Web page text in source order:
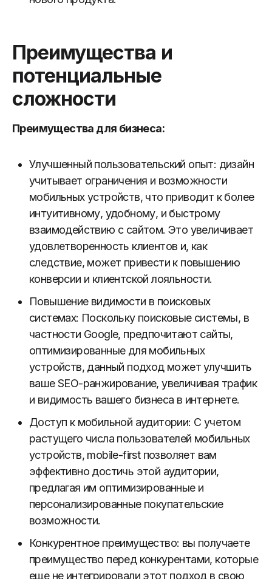
Преимущества и
потенциальные
сложности
Преимущества для бизнеса:
Улучшенный пользовательский опыт: дизайн
учитывает ограничения и возможности
мобильных устройств, что приводит к более
интуитивному, удобному, и быстрому
взаимодействию с сайтом. Это увеличивает
удовлетворенность клиентов и, как
следствие, может привести к повышению
конверсии и клиентской лояльности.
Повышение видимости в поисковых
системах: Поскольку поисковые системы, в
частности Google, предпочитают сайты,
оптимизированные для мобильных
устройств, данный подход может улучшить
ваше SEO-ранжирование, увеличивая трафик
и видимость вашего бизнеса в интернете.
Доступ к мобильной аудитории: С учетом
растущего числа пользователей мобильных
устройств, mobile-first позволяет вам
эффективно достичь этой аудитории,
предлагая им оптимизированные и
персонализированные покупательские
возможности.
Конкурентное преимущество: вы получаете
преимущество перед конкурентами, которые
еще не интегрировали этот подход в свою